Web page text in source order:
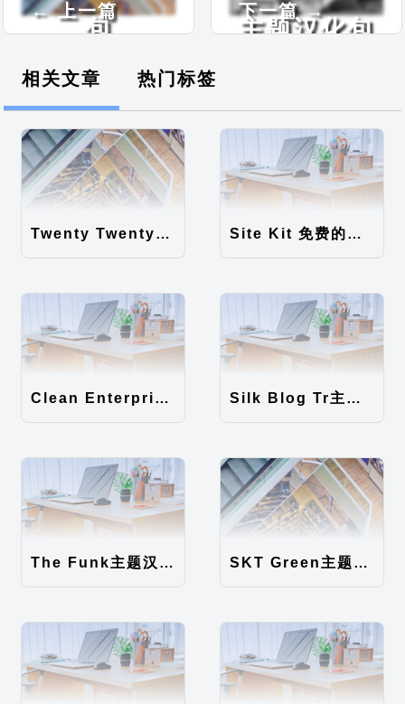
← 上一篇
包
下一篇 →
主题汉化包
相关文章 热门标签
Twenty Twenty-Five 免费的WordPress内容主题 Site Kit 免费的WordPress数据统计插件
Clean Enterprise主题汉化包 Silk Blog Tr主题汉化包
The Funk主题汉化包 SKT Green主题汉化包